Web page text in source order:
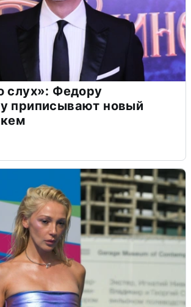
слух»: Федору
приписывают новый